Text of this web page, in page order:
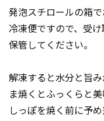
発泡スチロールの箱で
冷凍便ですので、受
保管してください。
解凍すると水分と旨
ま焼くとふっくらと
しっぽを焼く前に予